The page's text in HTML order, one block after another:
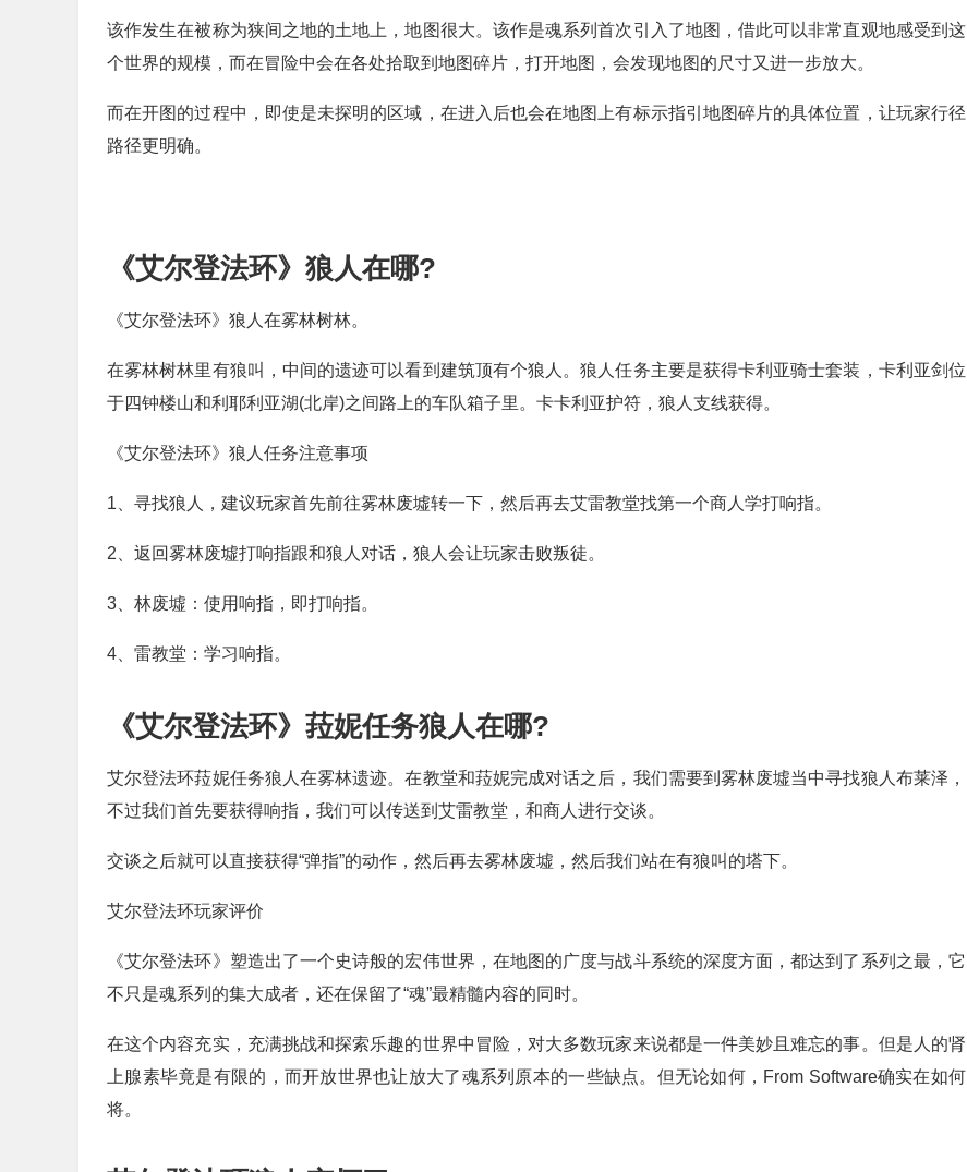
该作发生在被称为狭间之地的土地上，地图很大。该作是魂系列首次引入了地图，借此可以非常直观地感受到这
个世界的规模，而在冒险中会在各处拾取到地图碎片，打开地图，会发现地图的尺寸又进一步放大。
而在开图的过程中，即使是未探明的区域，在进入后也会在地图上有标示指引地图碎片的具体位置，让玩家行径
路径更明确。
《艾尔登法环》狼人在哪?
《艾尔登法环》狼人在雾林树林。
在雾林树林里有狼叫，中间的遗迹可以看到建筑顶有个狼人。狼人任务主要是获得卡利亚骑士套装，卡利亚剑位
于四钟楼山和利耶利亚湖(北岸)之间路上的车队箱子里。卡卡利亚护符，狼人支线获得。
《艾尔登法环》狼人任务注意事项
1、寻找狼人，建议玩家首先前往雾林废墟转一下，然后再去艾雷教堂找第一个商人学打响指。
2、返回雾林废墟打响指跟和狼人对话，狼人会让玩家击败叛徒。
3、林废墟：使用响指，即打响指。
4、雷教堂：学习响指。
《艾尔登法环》菈妮任务狼人在哪?
艾尔登法环菈妮任务狼人在雾林遗迹。在教堂和菈妮完成对话之后，我们需要到雾林废墟当中寻找狼人布莱泽，
不过我们首先要获得响指，我们可以传送到艾雷教堂，和商人进行交谈。
交谈之后就可以直接获得“弹指”的动作，然后再去雾林废墟，然后我们站在有狼叫的塔下。
艾尔登法环玩家评价
《艾尔登法环》塑造出了一个史诗般的宏伟世界，在地图的广度与战斗系统的深度方面，都达到了系列之最，它
不只是魂系列的集大成者，还在保留了“魂”最精髓内容的同时。
在这个内容充实，充满挑战和探索乐趣的世界中冒险，对大多数玩家来说都是一件美妙且难忘的事。但是人的肾
上腺素毕竟是有限的，而开放世界也让放大了魂系列原本的一些缺点。但无论如何，From Software确实在如何
将。